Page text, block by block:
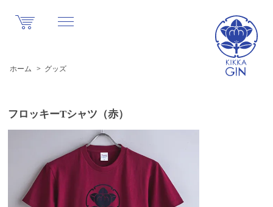
ホーム > グッズ
フロッキーTシャツ（赤）